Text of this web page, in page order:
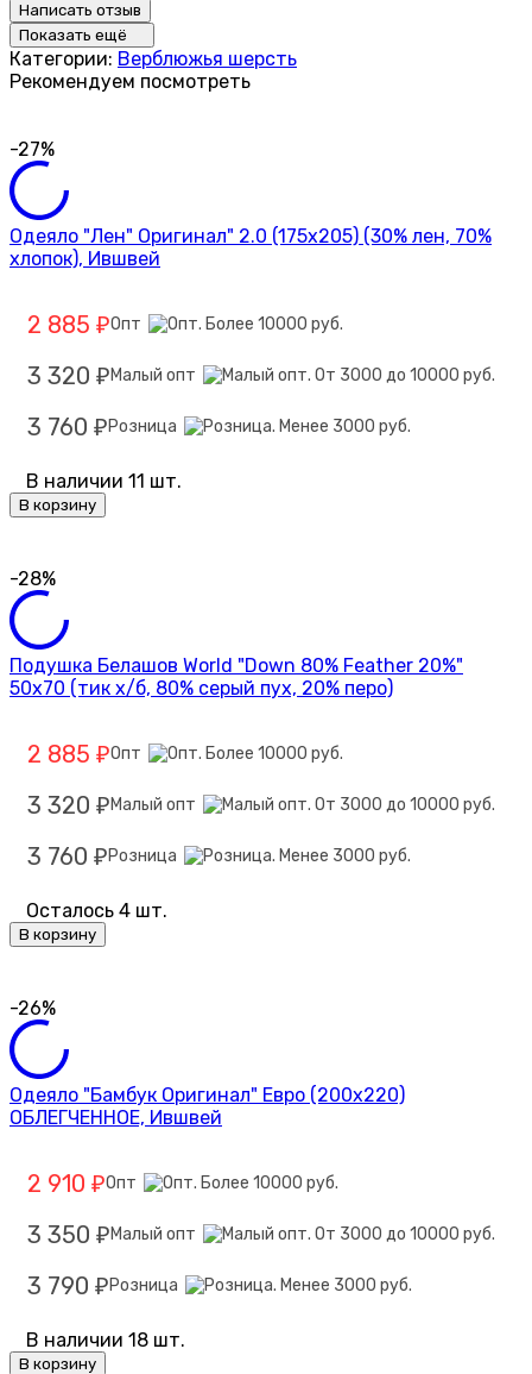
Написать отзыв
Показать ещё
Категории: Верблюжья шерсть
Рекомендуем посмотреть
-27%
Одеяло "Лен" Оригинал" 2.0 (175х205) (30% лен, 70%
хлопок), Ившвей
2 885 ₽Опт
3 320 ₽ Малый опт
3 760 ₽ Розница
В наличии 11 шт.
В корзину
-28%
Подушка Белашов World "Down 80% Feather 20%"
50х70 (тик х/б, 80% серый пух, 20% перо)
2 885 ₽Опт
3 320 ₽ Малый опт
3 760 ₽ Розница
Осталось 4 шт.
В корзину
-26%
Одеяло "Бамбук Оригинал" Евро (200х220)
ОБЛЕГЧЕННОЕ, Ившвей
2 910 ₽Опт
3 350 ₽ Малый опт
3 790 ₽ Розница
В наличии 18 шт.
В корзину